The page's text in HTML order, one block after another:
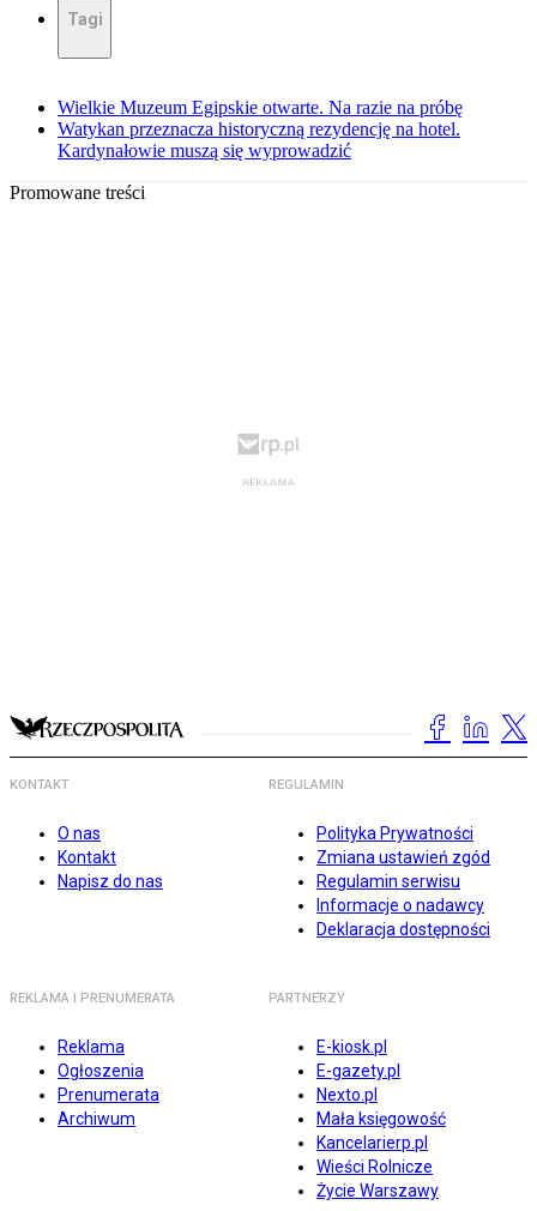
Tagi
Wielkie Muzeum Egipskie otwarte. Na razie na próbę
Watykan przeznacza historyczną rezydencję na hotel.
Kardynałowie muszą się wyprowadzić
Promowane treści
KONTAKT
O nas
Kontakt
Napisz do nas
REGULAMIN
Polityka Prywatności
Zmiana ustawień zgód
Regulamin serwisu
Informacje o nadawcy
Deklaracja dostępności
REKLAMA I PRENUMERATA
Reklama
Ogłoszenia
Prenumerata
Archiwum
PARTNERZY
E-kiosk.pl
E-gazety.pl
Nexto.pl
Mała księgowość
Kancelarierp.pl
Wieści Rolnicze
Życie Warszawy